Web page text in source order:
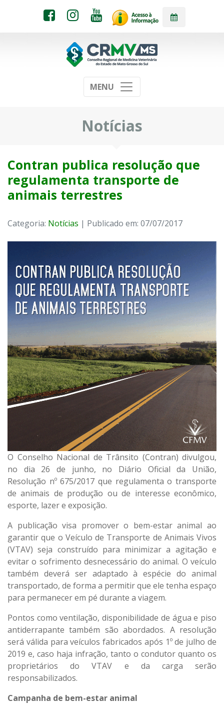
MENU
Notícias
Contran publica resolução que
regulamenta transporte de
animais terrestres
Categoria: Notícias | Publicado em: 07/07/2017
O Conselho Nacional de Trânsito (Contran) divulgou,
no dia 26 de junho, no Diário Oficial da União,
Resolução nº 675/2017 que regulamenta o transporte
de animais de produção ou de interesse econômico,
esporte, lazer e exposição.
A publicação visa promover o bem-estar animal ao
garantir que o Veículo de Transporte de Animais Vivos
(VTAV) seja construído para minimizar a agitação e
evitar o sofrimento desnecessário do animal. O veículo
também deverá ser adaptado à espécie do animal
transportado, de forma a permitir que ele tenha espaço
para permanecer em pé durante a viagem.
Pontos como ventilação, disponibilidade de água e piso
antiderrapante também são abordados. A resolução
será válida para veículos fabricados após 1º de julho de
2019 e, caso haja infração, tanto o condutor quanto os
proprietários do VTAV e da carga serão
responsabilizados.
Campanha de bem-estar animal